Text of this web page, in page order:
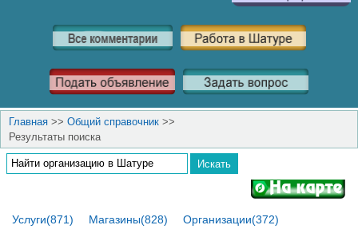
Главная >> Общий справочник >>
Результаты поиска
Услуги(871) Магазины(828) Организации(372)